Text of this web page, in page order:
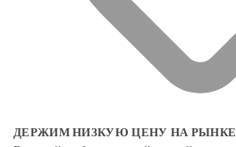
ДЕРЖИМ НИЗКУЮ ЦЕНУ НА РЫНКЕ